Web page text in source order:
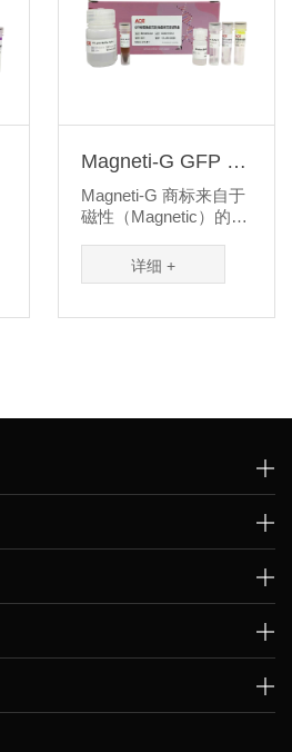
Magneti-G GFP 标
签免疫沉淀/免疫共
沉淀试剂盒
Magneti-G 商标来自于
磁性（Magnetic）的英
汉语拼音的首字母，
因...
详细 +